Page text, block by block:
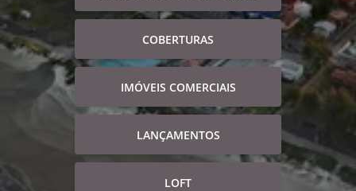
COBERTURAS
IMÓVEIS COMERCIAIS
LANÇAMENTOS
LOFT